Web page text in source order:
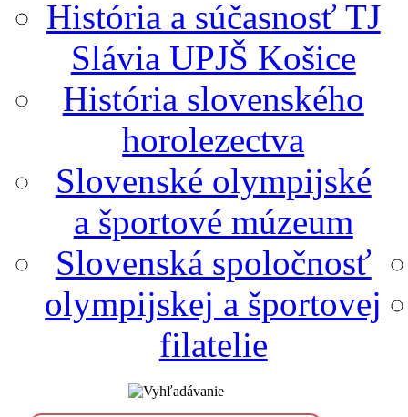
História a súčasnosť TJ
Slávia UPJŠ Košice
História slovenského
horolezectva
Slovenské olympijské
a športové múzeum
Slovenská spoločnosť
olympijskej a športovej
filatelie